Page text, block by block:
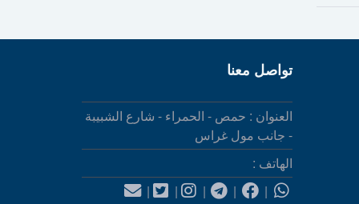
تواصل معنا
العنوان : حمص - الحمراء - شارع الشبيبة
- جانب مول غراس
الهاتف :
|
|
|
|
|